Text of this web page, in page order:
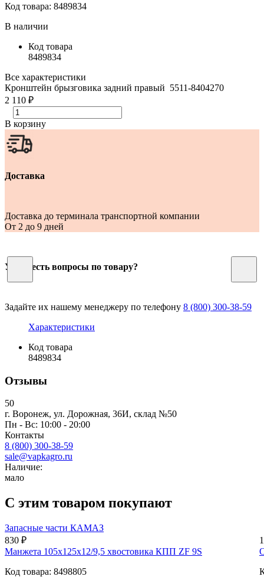
Код товара: 8489834
В наличии
Код товара
8489834
Все характеристики
Кронштейн брызговика задний правый 5511-8404270
2 110 ₽
В корзину
Доставка
Доставка до терминала транспортной компании
От 2 до 9 дней
У Вас есть вопросы по товару?
Задайте их нашему менеджеру по телефону 8 (800) 300-38-59
Характеристики
Код товара
8489834
Отзывы
50
г. Воронеж, ул. Дорожная, 36И, склад №50
Пн - Вс: 10:00 - 20:00
Контакты
8 (800) 300-38-59
sale@vapkagro.ru
Наличие:
мало
С этим товаром покупают
Запасные части КАМАЗ
830 ₽
Манжета 105х125х12/9,5 хвостовика КПП ZF 9S
Код товара: 8498805